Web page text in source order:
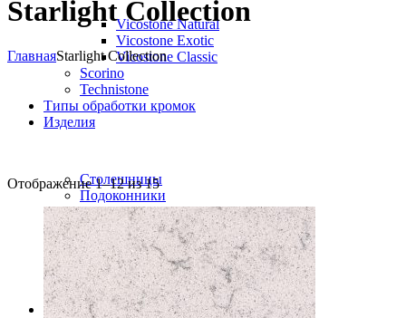
Vicostone Natural
Vicostone Exotic
Vicostone Classic
Scorino
Technistone
Типы обработки кромок
Изделия
Столешницы
Подоконники
Барные стойки
Камины
Ресепшены
Стены
Полы
Лестницы и ступени
Услуги
Starlight Collection
ГлавнаяStarlight Collection
Отображение 1–12 из 15